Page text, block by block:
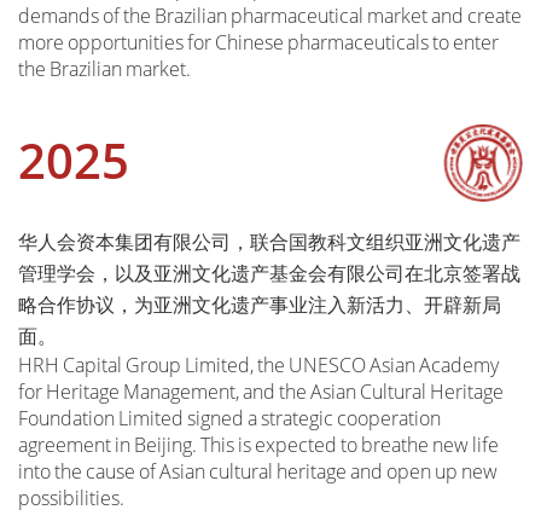
demands of the Brazilian pharmaceutical market and create
more opportunities for Chinese pharmaceuticals to enter
the Brazilian market.
2025
华人会资本集团有限公司，联合国教科文组织亚洲文化遗产
管理学会，以及亚洲文化遗产基金会有限公司在北京签署战
略合作协议，为亚洲文化遗产事业注入新活力、开辟新局
面。
HRH Capital Group Limited, the UNESCO Asian Academy
for Heritage Management, and the Asian Cultural Heritage
Foundation Limited signed a strategic cooperation
agreement in Beijing. This is expected to breathe new life
into the cause of Asian cultural heritage and open up new
possibilities.